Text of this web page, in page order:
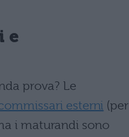
e
prova? Le
esterni (per
i maturandi sono